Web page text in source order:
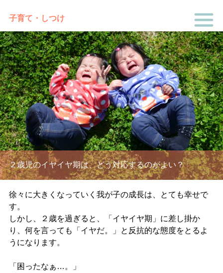
子育て・しつけ
２歳児のイヤイヤ期は、どう対応するのがよい？
徐々に大きくなっていく我が子の成長は、とても幸せで
す。
しかし、２歳を過ぎると、「イヤイヤ期」に差し掛か
り、何を言っても「イヤだ。」と反抗的な態度をとるよ
うになります。
「困ったなぁ … 。」